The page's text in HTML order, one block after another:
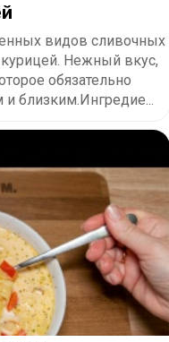
видов сливочных
курицей. Нежный вкус,
обязательно
близким.Ингредие...